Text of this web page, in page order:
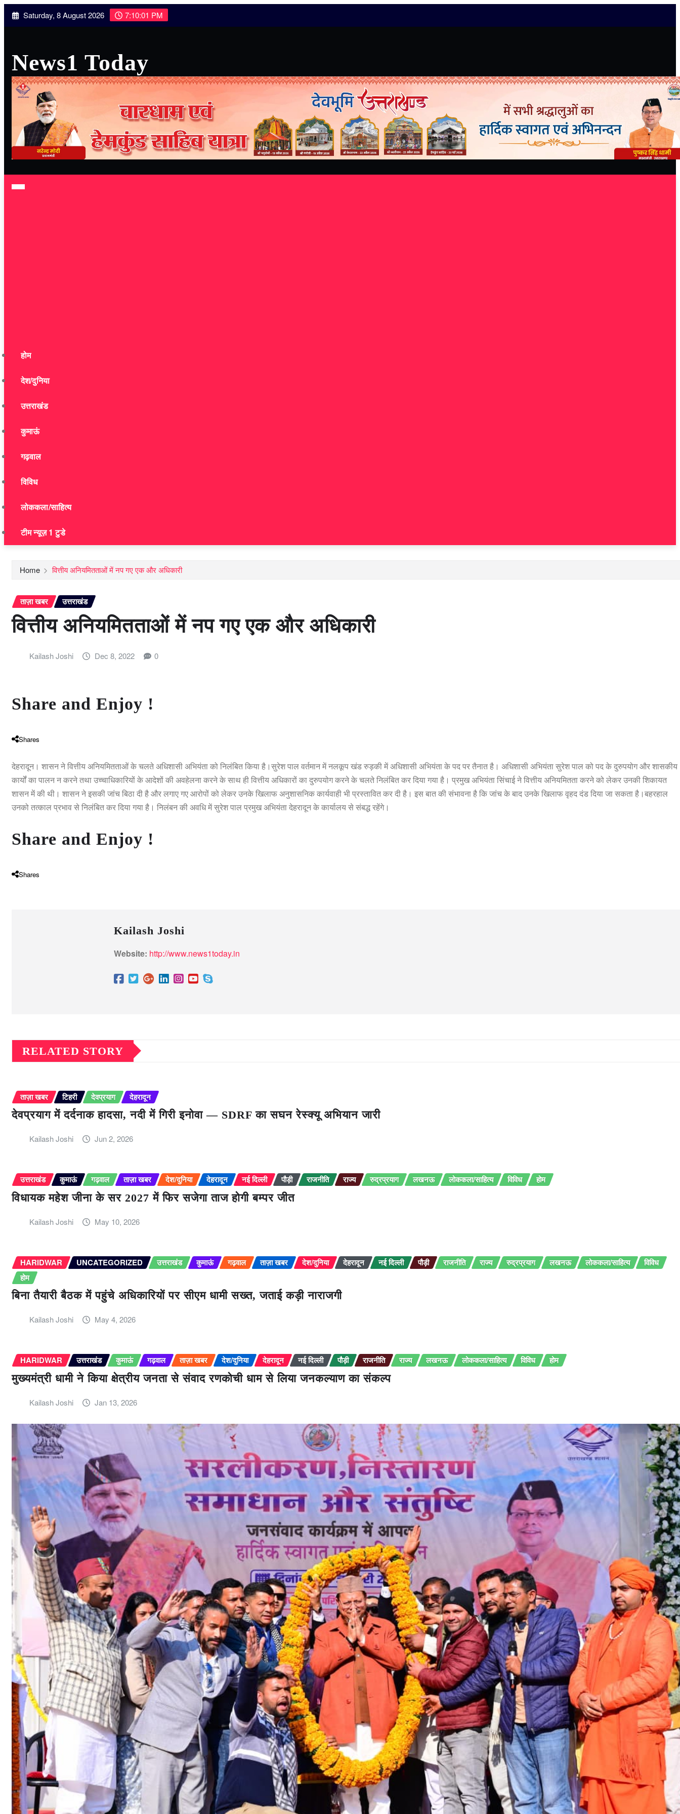
Skip
to
Saturday, 8 August 2026 7:10:03 PM
News1 Today
होम
देश/दुनिया
उत्तराखंड
कुमाऊं
गढ़वाल
विविध
लोककला/साहित्य
टीम न्यूज़ 1 टुडे
Home वित्तीय अनियमितताओं में नप गए एक और अधिकारी
ताज़ा खबर उत्तराखंड
वित्तीय अनियमितताओं में नप गए एक और अधिकारी
Kailash Joshi Dec 8, 2022 0
Share and Enjoy !
Shares
देहरादून। शासन ने वित्तीय अनियमितताओं के चलते अधिशासी अभियंता को निलंबित किया है।सुरेश पाल वर्तमान में नलकूप खंड रुड़की में अधिशासी अभियंता के पद पर तैनात है। अधिशासी अभियंता सुरेश पाल को पद के दुरुपयोग और शासकीय
कार्यों का पालन न करने तथा उच्चाधिकारियों के आदेशों की अवहेलना करने के साथ ही वित्तीय अधिकारों का दुरुपयोग करने के चलते निलंबित कर दिया गया है। प्रमुख अभियंता सिंचाई ने वित्तीय अनियमितता करने को लेकर उनकी शिकायत
शासन में की थी। शासन ने इसकी जांच बिठा दी है और लगाए गए आरोपों को लेकर उनके खिलाफ अनुशासनिक कार्यवाही भी प्रस्तावित कर दी है। इस बात की संभावना है कि जांच के बाद उनके खिलाफ वृहद दंड दिया जा सकता है।बहरहाल
उनको तत्काल प्रभाव से निलंबित कर दिया गया है। निलंबन की अवधि में सुरेश पाल प्रमुख अभियंता देहरादून के कार्यालय से संबद्ध रहेंगे।
Share and Enjoy !
Shares
Kailash Joshi
Website: http://www.news1today.in
RELATED STORY
ताज़ा खबर टिहरी देवप्रयाग देहरादून
देवप्रयाग में दर्दनाक हादसा, नदी में गिरी इनोवा — SDRF का सघन रेस्क्यू अभियान जारी
Kailash Joshi Jun 2, 2026
उत्तराखंड कुमाऊं गढ़वाल ताज़ा खबर देश/दुनिया देहरादून नई दिल्ली पौड़ी राजनीति राज्य रुद्रप्रयाग लखनऊ लोककला/साहित्य विविध होम
विधायक महेश जीना के सर 2027 में फिर सजेगा ताज होगी बम्पर जीत
Kailash Joshi May 10, 2026
HARIDWAR UNCATEGORIZED उत्तराखंड कुमाऊं गढ़वाल ताज़ा खबर देश/दुनिया देहरादून नई दिल्ली पौड़ी राजनीति राज्य रुद्रप्रयाग लखनऊ लोककला/साहित्य
विविध
होम
बिना तैयारी बैठक में पहुंचे अधिकारियों पर सीएम धामी सख्त, जताई कड़ी नाराजगी
Kailash Joshi May 4, 2026
HARIDWAR उत्तराखंड कुमाऊं गढ़वाल ताज़ा खबर देश/दुनिया देहरादून नई दिल्ली पौड़ी राजनीति राज्य लखनऊ लोककला/साहित्य विविध होम
मुख्यमंत्री धामी ने किया क्षेत्रीय जनता से संवाद रणकोची धाम से लिया जनकल्याण का संकल्प
Kailash Joshi Jan 13, 2026